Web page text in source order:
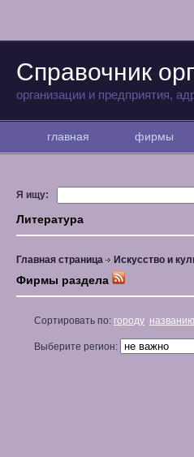
Справочник
организации и предприятия,
главная фирмы
Я ищу:
Литература
Главная страница Искусство и
Фирмы раздела
Сортировать по: городу названию
Выберите регион: